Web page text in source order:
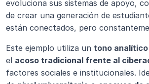
evoluciona sus sistemas de apoyo,
de crear una generación de
están conectados, pero
Este ejemplo utiliza un tono analítico
el acoso tradicional frente al
factores sociales e institucionales.